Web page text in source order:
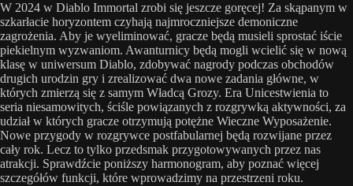
W 2024 w Diablo Immortal zrobi się jeszcze goręcej! Za skąpanym w
szkarłacie horyzontem czyhają najmroczniejsze demoniczne
zagrożenia. Aby je wyeliminować, gracze będą musieli sprostać iście
piekielnym wyzwaniom. Awanturnicy będą mogli wcielić się w nową
klasę w uniwersum Diablo, zdobywać nagrody podczas obchodów
drugich urodzin gry i zrealizować dwa nowe zadania główne, w
których zmierzą się z samym Władcą Grozy. Era Unicestwienia to
seria niesamowitych, ściśle powiązanych z rozgrywką aktywności, za
udział w których gracze otrzymują potężne Wieczne Wyposażenie.
Nowe przygody w rozgrywce postfabularnej będą rozwijane przez
cały rok. Lecz to tylko przedsmak przygotowywanych przez nas
atrakcji. Sprawdźcie poniższy harmonogram, aby poznać więcej
szczegółów funkcji, które wprowadzimy na przestrzeni roku.